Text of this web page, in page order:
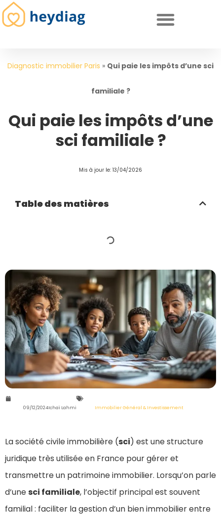
Diagnostic immobilier Paris » Qui paie les impôts d’une sci
familiale ?
Qui paie les impôts d’une
sci familiale ?
Mis à jour le: 13/04/2026
Table des matières
09/12/2024Ichaï Lahmi Immobilier Général & Investissement
La société civile immobilière (sci) est une structure
juridique très utilisée en France pour gérer et
transmettre un patrimoine immobilier. Lorsqu’on parle
d’unesci familiale, l’objectif principal est souvent
familial : faciliter la gestion d’un bien immobilier entre